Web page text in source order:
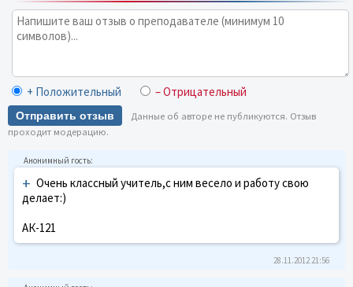
+ Положительный – Отрицательный
Отправить отзыв
Данные об авторе не публикуются. Отзыв
проходит модерацию.
+ Очень классный учитель,с ним весело и работу свою
делает:)
АК-121
28.11.2012 21:56